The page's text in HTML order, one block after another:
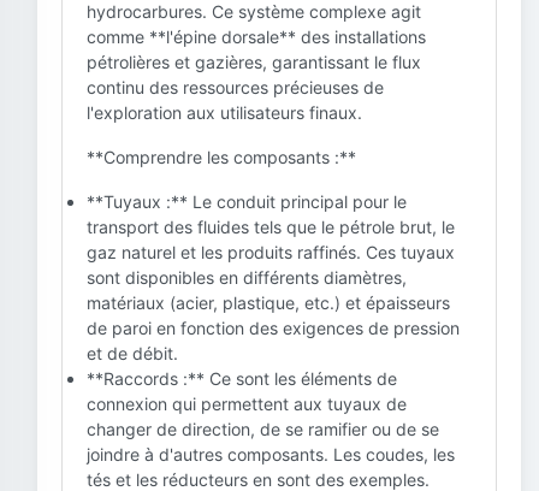
hydrocarbures. Ce système complexe agit
comme **l'épine dorsale** des installations
pétrolières et gazières, garantissant le flux
continu des ressources précieuses de
l'exploration aux utilisateurs finaux.
**Comprendre les composants :**
**Tuyaux :** Le conduit principal pour le
transport des fluides tels que le pétrole brut, le
gaz naturel et les produits raffinés. Ces tuyaux
sont disponibles en différents diamètres,
matériaux (acier, plastique, etc.) et épaisseurs
de paroi en fonction des exigences de pression
et de débit.
**Raccords :** Ce sont les éléments de
connexion qui permettent aux tuyaux de
changer de direction, de se ramifier ou de se
joindre à d'autres composants. Les coudes, les
tés et les réducteurs en sont des exemples.